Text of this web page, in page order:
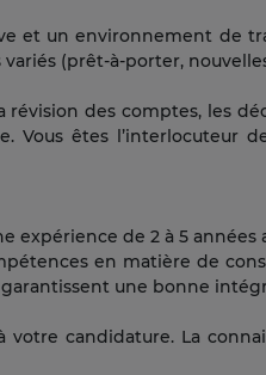
et un environnement de
(prêt-à-porter,
des comptes, les
Vous êtes l’interlocuteur
expérience de 2 à 5
en matière de
une bonne
candidature. La